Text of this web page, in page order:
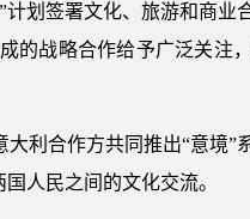
划签署文化、旅游和商业
的战略合作给予广泛关注
利合作方共同推出“意境”
人民之间的文化交流。